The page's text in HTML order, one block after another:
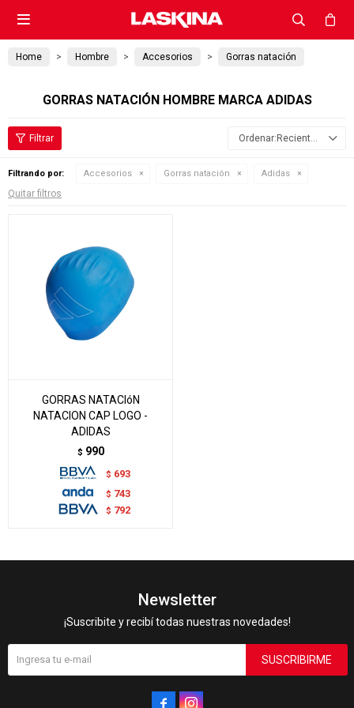

Home Hombre Accesorios Gorras natación
GORRAS NATACIÓN HOMBRE MARCA ADIDAS
Recientes
Filtrando por: Accesorios Gorras natación Adidas
Quitar filtros
GORRAS NATACIóN
NATACION CAP LOGO -
ADIDAS
$ 990
$ 693
$ 743
$ 792
Newsletter
¡Suscribite y recibí todas nuestras novedades!
SUSCRIBIRME
 